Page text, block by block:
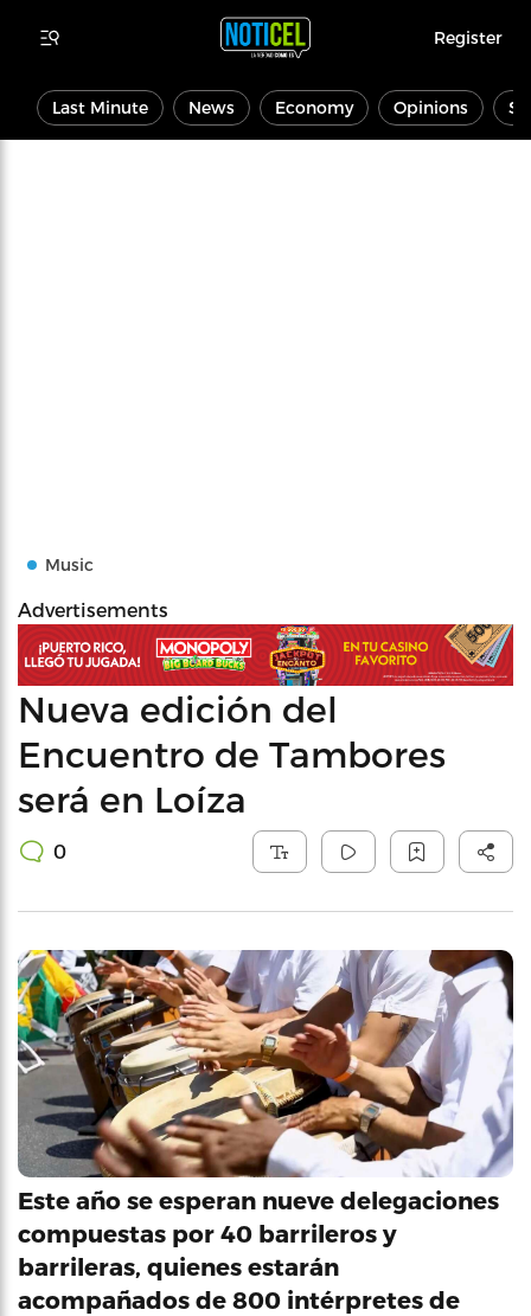
Register
Last Minute News Economy Opinions
Music
Advertisements
Nueva edición del
Encuentro de Tambores
será en Loíza
0
Este año se esperan nueve delegaciones
compuestas por 40 barrileros y
barrileras, quienes estarán
acompañados de 800 intérpretes de